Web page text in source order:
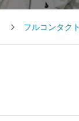
フルコンタク